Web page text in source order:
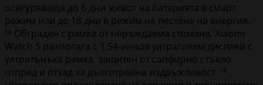
осигуряваща до 6 дни живот на батерията в смарт
режим или до 18 дни в режим на пестене на енергия.
¹⁰ Обграден с рамка от неръждаема стомана, Xiaomi
Watch 5 разполага с 1,54-инчов ултраголям дисплей с
ултратънъка рамка, защитен от сапфирно стъкло
отпред и отзад за дълготрайна издръжливост. ¹⁰